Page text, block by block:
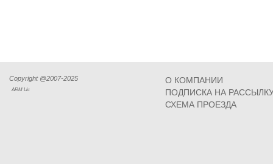
Copyright @2007-2025
ARM Llc
О КОМПАНИИ
ПОДПИСКА НА
СХЕМА ПРОЕЗДА